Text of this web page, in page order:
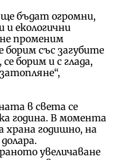
бъдат огромни,
и екологични
променим
със загубите
борим и с глада,
в света се
година. В момента
храна годишно, на
увеличаване